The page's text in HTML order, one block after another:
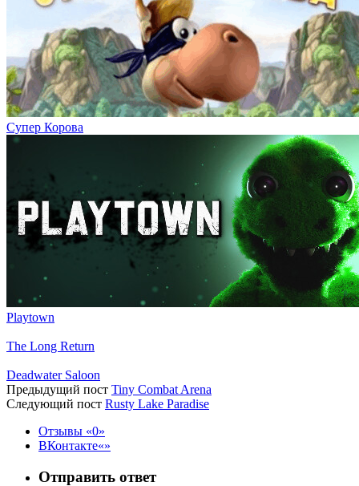
Супер Корова
Playtown
The Long Return
Deadwater Saloon
Предыдущий пост Tiny Combat Arena
Следующий пост Rusty Lake Paradise
Отзывы
0
ВКонтакте
Отправить ответ